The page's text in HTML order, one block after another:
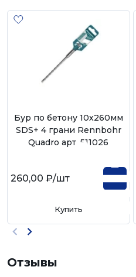
Бур по бетону 10х260мм
SDS+ 4 грани Rennbohr
Quadro арт. 511026
260,00 ₽/шт
Купить
Отзывы